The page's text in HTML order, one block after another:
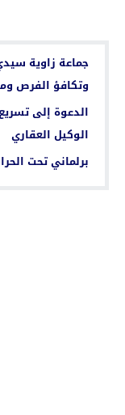
جماعة زاوية
وتكافؤ الفرص
الدعوة إلى
الوكيل العقاري
برلماني تحت